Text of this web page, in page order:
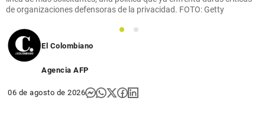
de organizaciones defensoras de la privacidad. FOTO: Getty
1
2
El Colombiano
Agencia AFP
06 de agosto de 2026